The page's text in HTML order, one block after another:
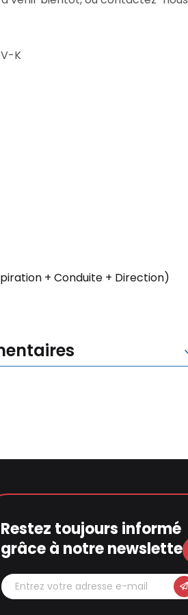
K
+ Conduite + Direction)
Restez toujours informé
grâce à notre newsletter